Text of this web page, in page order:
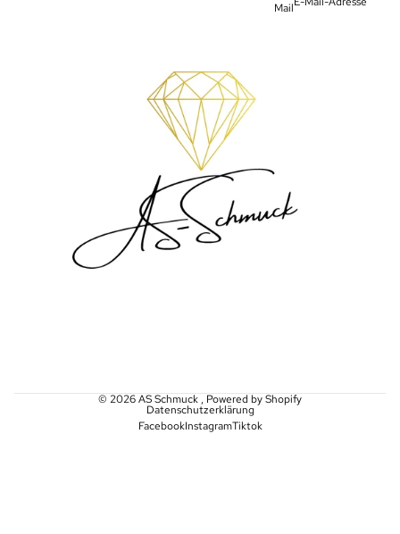
Mail
© 2026AS Schmuck , Powered by Shopify
Datenschutzerklärung
FacebookInstagramTiktok